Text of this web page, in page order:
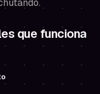
que funciona